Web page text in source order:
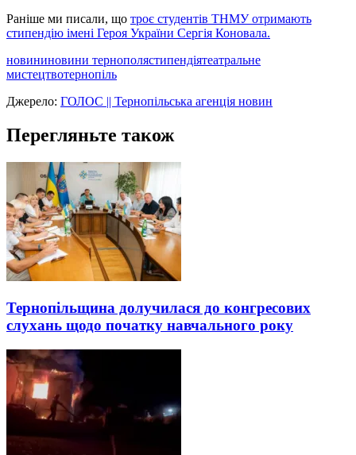
Раніше ми писали, що троє студентів ТНМУ отримають
стипендію імені Героя України Сергія Коновала.
новининовини тернополястипендіятеатральне
мистецтвотернопіль
Джерело: ГОЛОС || Тернопільська агенція новин
Перегляньте також
Тернопільщина долучилася до конгресових
слухань щодо початку навчального року